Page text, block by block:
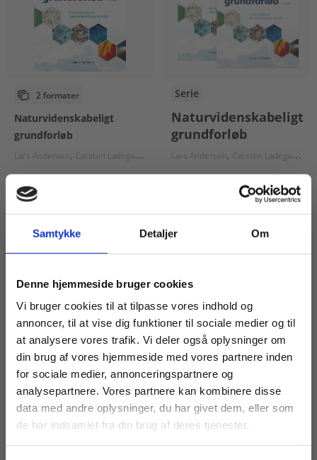
Samtykke Detaljer Om
Denne hjemmeside bruger cookies
Vi bruger cookies til at tilpasse vores indhold og
annoncer, til at vise dig funktioner til sociale medier og til
at analysere vores trafik. Vi deler også oplysninger om
din brug af vores hjemmeside med vores partnere inden
for sociale medier, annonceringspartnere og
analysepartnere. Vores partnere kan kombinere disse
data med andre oplysninger, du har givet dem, eller som
de har indsamlet fra din brug af deres tjenester.
2 formater
Naturvidenskabeligt
grundforløb
Lars Andersen Carsten Ladegaard Pedersen Hans Marker Steffen Samsøe
Fra
Serie
Naturvidenskabeligt
grundforløb
Lars Andersen Carsten Ladegaard Pedersen
2 formater
NF-grundbogen
Anders Groesen Annemette Vestergaard Witt Lotte Jacobsen
eBog+
Naturvidenskabelige
Køb læremidler og find masterclasses mm.
Fortsæt som:
For privatkunder og
studerende. Du får
vist priser inkl.
For institutioner og
virksomheder. Du
får vist priser ekskl.